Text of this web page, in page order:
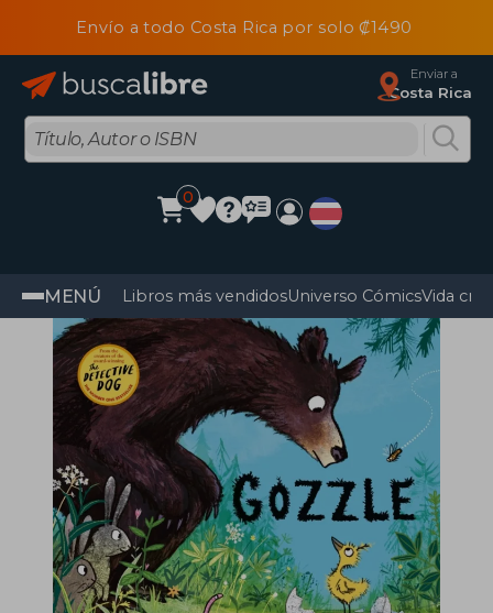
Envío a todo Costa Rica por solo ₡1490
Enviar a
Costa Rica
0
MENÚ Libros más vendidosUniverso CómicsVida